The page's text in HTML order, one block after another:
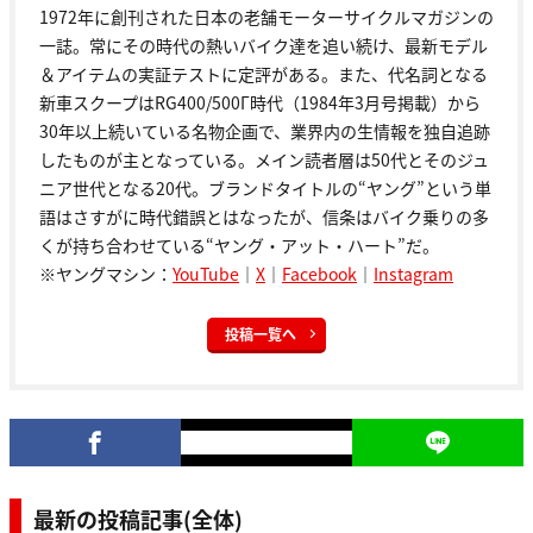
1972年に創刊された日本の老舗モーターサイクルマガジンの
一誌。常にその時代の熱いバイク達を追い続け、最新モデル
＆アイテムの実証テストに定評がある。また、代名詞となる
新車スクープはRG400/500Γ時代（1984年3月号掲載）から
30年以上続いている名物企画で、業界内の生情報を独自追跡
したものが主となっている。メイン読者層は50代とそのジュ
ニア世代となる20代。ブランドタイトルの“ヤング”という単
語はさすがに時代錯誤とはなったが、信条はバイク乗りの多
くが持ち合わせている“ヤング・アット・ハート”だ。
※ヤングマシン： YouTube ｜ X ｜ Facebook ｜ Instagram
投稿一覧へ
最新の投稿記事(全体)